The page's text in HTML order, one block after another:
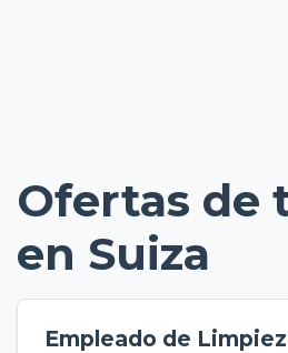
Ofertas de
en Suiza
Empleado de